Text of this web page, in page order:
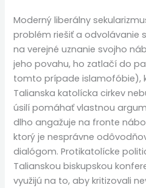
Moderný liberálny
problém riešiť a odvolávanie
na verejné uznanie svojho
jeho povahu, ho zatlačí do
tomto prípade islamofóbie),
Talianska katolícka cirkev
úsilí pomáhať vlastnou
dlho angažuje na fronte
ktorý je nesprávne
dialógom. Protikatolícke
Talianskou biskupskou
využijú na to, aby kritizovali